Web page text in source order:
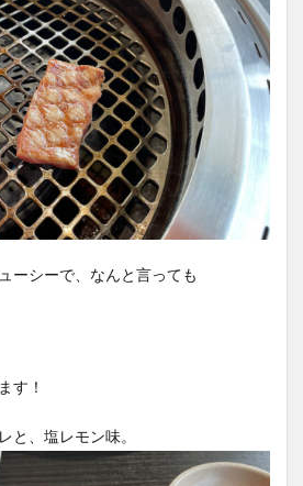
ーシーで、なんと言っても
す！
と、塩レモン味。